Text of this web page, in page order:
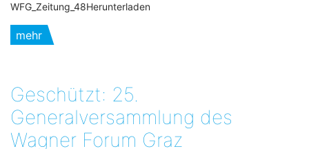
WFG_Zeitung_48Herunterladen
mehr
Geschützt: 25.
Generalversammlung des
Wagner Forum Graz